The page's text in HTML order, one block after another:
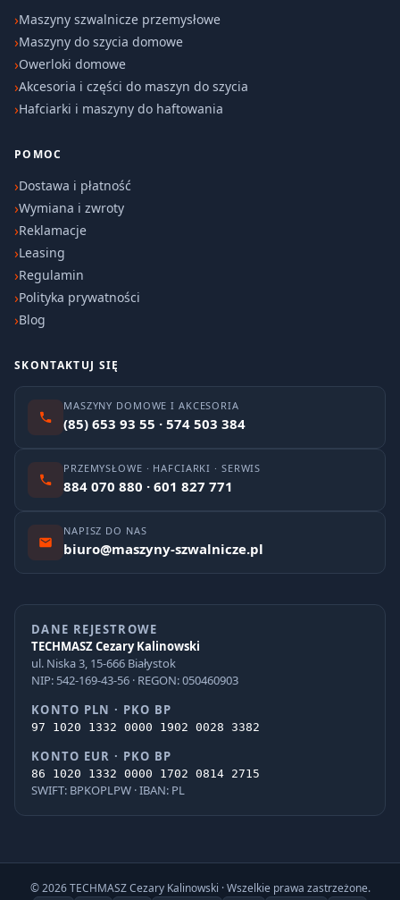
Maszyny szwalnicze przemysłowe
Maszyny do szycia domowe
Owerloki domowe
Akcesoria i części do maszyn do szycia
Hafciarki i maszyny do haftowania
POMOC
Dostawa i płatność
Wymiana i zwroty
Reklamacje
Leasing
Regulamin
Polityka prywatności
Blog
SKONTAKTUJ SIĘ
MASZYNY DOMOWE I AKCESORIA
(85) 653 93 55 · 574 503 384
PRZEMYSŁOWE · HAFCIARKI · SERWIS
884 070 880 · 601 827 771
NAPISZ DO NAS
biuro@maszyny-szwalnicze.pl
DANE REJESTROWE
TECHMASZ Cezary Kalinowski
ul. Niska 3, 15-666 Białystok
NIP: 542-169-43-56 · REGON: 050460903
KONTO PLN · PKO BP
97 1020 1332 0000 1902 0028 3382
KONTO EUR · PKO BP
86 1020 1332 0000 1702 0814 2715
SWIFT: BPKOPLPW · IBAN: PL
© 2026 TECHMASZ Cezary Kalinowski · Wszelkie prawa zastrzeżone.